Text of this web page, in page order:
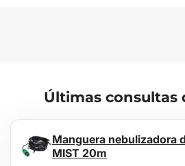
La bandeja es fácil de lavar, indicada
puede realizar fácilmente fuera del
manguera de jardín.
Últimas consultas
Manguera nebulizadora
MIST 20m